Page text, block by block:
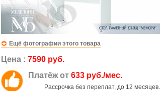
Ещё фотографии этого товара
Цена : 7590 руб.
Платёж от 633 руб./мес.
Рассрочка без переплат, до 12 месяцев.